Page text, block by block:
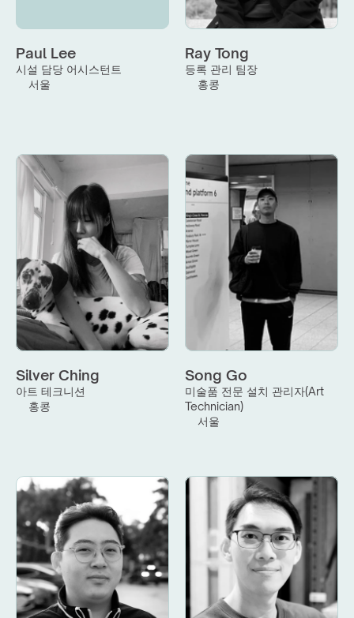
Paul Lee
시설 담당 어시스턴트
서울
Ray Tong
등록 관리 팀장
홍콩
Silver Ching
아트 테크니션
홍콩
Song Go
미술품 전문 설치 관리자(Art
Technician)
서울